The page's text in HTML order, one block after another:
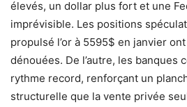
élevés, un dollar plus fort et une
imprévisible. Les positions
propulsé l’or à 5595$ en janvier
dénouées. De l’autre, les banques
rythme record, renforçant un
structurelle que la vente privée